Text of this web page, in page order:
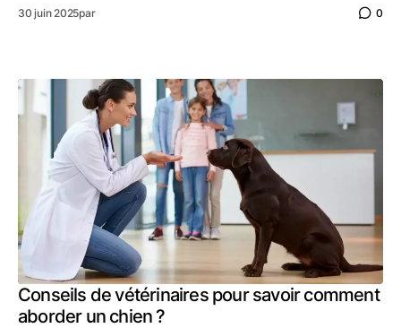
30 juin 2025par 0
Conseils de vétérinaires pour savoir comment
aborder un chien ?